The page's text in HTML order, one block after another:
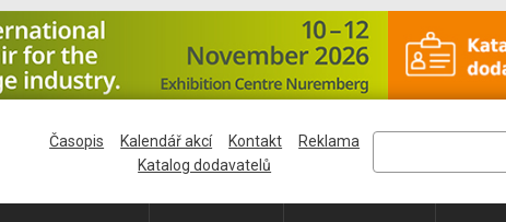
Časopis Kalendář akcí Kontakt
Reklama
Katalog dodavatelů